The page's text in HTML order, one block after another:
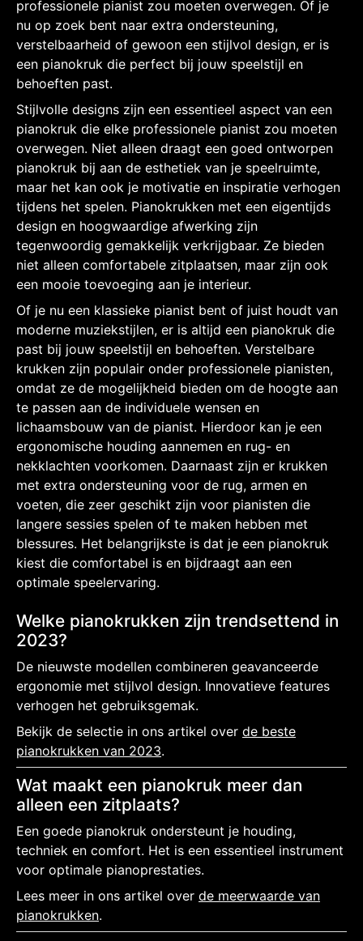
professionele pianist zou moeten overwegen. Of je
nu op zoek bent naar extra ondersteuning,
verstelbaarheid of gewoon een stijlvol design, er is
een pianokruk die perfect bij jouw speelstijl en
behoeften past.
Stijlvolle designs zijn een essentieel aspect van een
pianokruk die elke professionele pianist zou moeten
overwegen. Niet alleen draagt een goed ontworpen
pianokruk bij aan de esthetiek van je speelruimte,
maar het kan ook je motivatie en inspiratie verhogen
tijdens het spelen. Pianokrukken met een eigentijds
design en hoogwaardige afwerking zijn
tegenwoordig gemakkelijk verkrijgbaar. Ze bieden
niet alleen comfortabele zitplaatsen, maar zijn ook
een mooie toevoeging aan je interieur.
Of je nu een klassieke pianist bent of juist houdt van
moderne muziekstijlen, er is altijd een pianokruk die
past bij jouw speelstijl en behoeften. Verstelbare
krukken zijn populair onder professionele pianisten,
omdat ze de mogelijkheid bieden om de hoogte aan
te passen aan de individuele wensen en
lichaamsbouw van de pianist. Hierdoor kan je een
ergonomische houding aannemen en rug- en
nekklachten voorkomen. Daarnaast zijn er krukken
met extra ondersteuning voor de rug, armen en
voeten, die zeer geschikt zijn voor pianisten die
langere sessies spelen of te maken hebben met
blessures. Het belangrijkste is dat je een pianokruk
kiest die comfortabel is en bijdraagt aan een
optimale speelervaring.
Welke pianokrukken zijn trendsettend in
2023?
De nieuwste modellen combineren geavanceerde
ergonomie met stijlvol design. Innovatieve features
verhogen het gebruiksgemak.
Bekijk de selectie in ons artikel over de beste
pianokrukken van 2023.
Wat maakt een pianokruk meer dan
alleen een zitplaats?
Een goede pianokruk ondersteunt je houding,
techniek en comfort. Het is een essentieel instrument
voor optimale pianoprestaties.
Lees meer in ons artikel over de meerwaarde van
pianokrukken.